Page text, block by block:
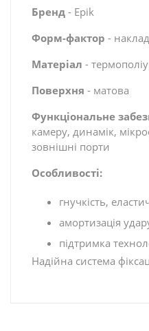
Бренд - Epik
Форм-фактор -
Матеріал -
Поверхня - матова
Функціональне
камеру, динамік,
зовнішні порти
Особливості:
гнучкість,
амортизація
підтримка
Надійна система